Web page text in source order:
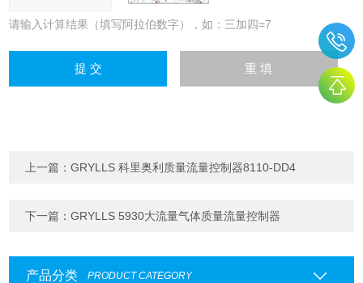
请输入计算结果（填写阿拉伯数字），如：三加四=7
上一篇：GRYLLS 科里奥利质量流量控制器8110-DD4
下一篇：GRYLLS 5930大流量气体质量流量控制器
产品分类 PRODUCT CATEGORY